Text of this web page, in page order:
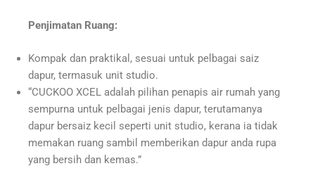
Penjimatan Ruang:
Kompak dan praktikal, sesuai untuk pelbagai saiz
dapur, termasuk unit studio.
“CUCKOO XCEL adalah pilihan penapis air rumah yang
sempurna untuk pelbagai jenis dapur, terutamanya
dapur bersaiz kecil seperti unit studio, kerana ia tidak
memakan ruang sambil memberikan dapur anda rupa
yang bersih dan kemas.”